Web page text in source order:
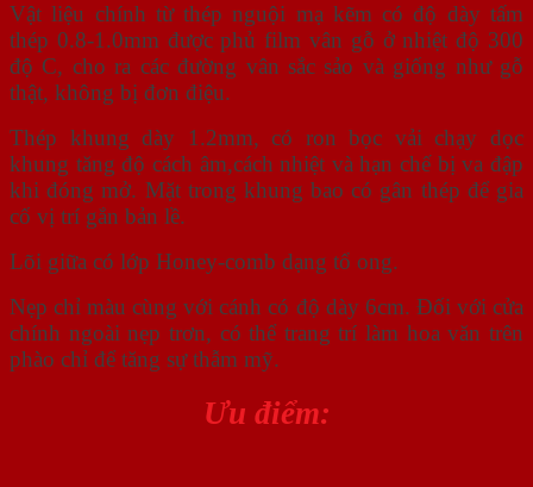
Vật liệu chính từ thép nguội mạ kẽm có độ dày tấm
thép 0.8-1.0mm được phủ film vân gỗ ở nhiệt độ 300
độ C, cho ra các đường vân sắc sảo và giống như gỗ
thật, không bị đơn điệu.
Thép khung dày 1.2mm, có ron bọc vải chạy dọc
khung tăng độ cách âm,cách nhiệt và hạn chế bị va đập
khi đóng mở. Mặt trong khung bao có gân thép để gia
cố vị trí gắn bản lề.
Lõi giữa có lớp Honey-comb dạng tổ ong.
Nẹp chỉ màu cùng với cánh có độ dày 6cm. Đối với cửa
chính ngoài nẹp trơn, có thể trang trí làm hoa văn trên
phào chỉ để tăng sự thẫm mỹ.
Ưu điểm: